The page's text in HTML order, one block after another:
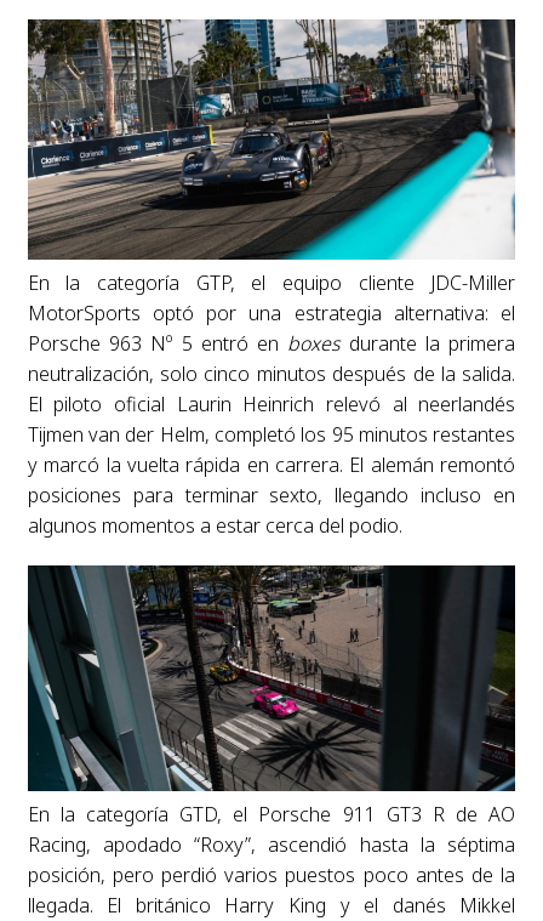
En la categoría GTP, el equipo cliente JDC-Miller
MotorSports optó por una estrategia alternativa: el
Porsche 963 Nº 5 entró en boxesdurante la primera
neutralización, solo cinco minutos después de la salida.
El piloto oficial Laurin Heinrich relevó al neerlandés
Tijmen van der Helm, completó los 95 minutos restantes
y marcó la vuelta rápida en carrera. El alemán remontó
posiciones para terminar sexto, llegando incluso en
algunos momentos a estar cerca del podio.
En la categoría GTD, el Porsche 911 GT3 R de AO
Racing, apodado “Roxy”, ascendió hasta la séptima
posición, pero perdió varios puestos poco antes de la
llegada. El británico Harry King y el danés Mikkel